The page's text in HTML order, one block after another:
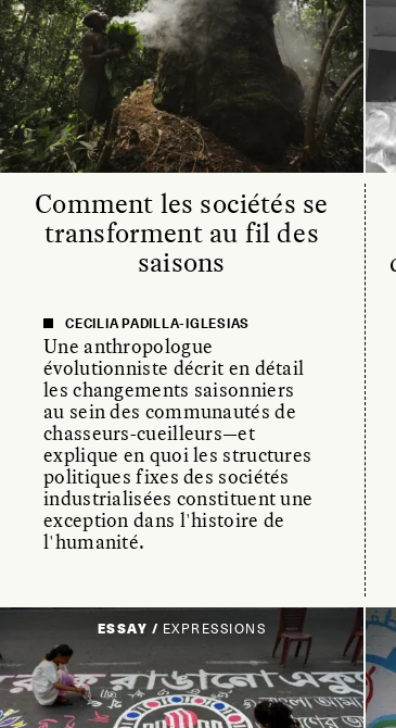
Comment les sociétés se
transforment au fil des
saisons
CECILIA PADILLA-IGLESIAS
Une anthropologue
évolutionniste décrit en détail
les changements saisonniers
au sein des communautés de
chasseurs-cueilleurs—et
explique en quoi les structures
politiques fixes des sociétés
industrialisées constituent une
exception dans l'histoire de
l'humanité.
ESSAY / EXPRESSIONS